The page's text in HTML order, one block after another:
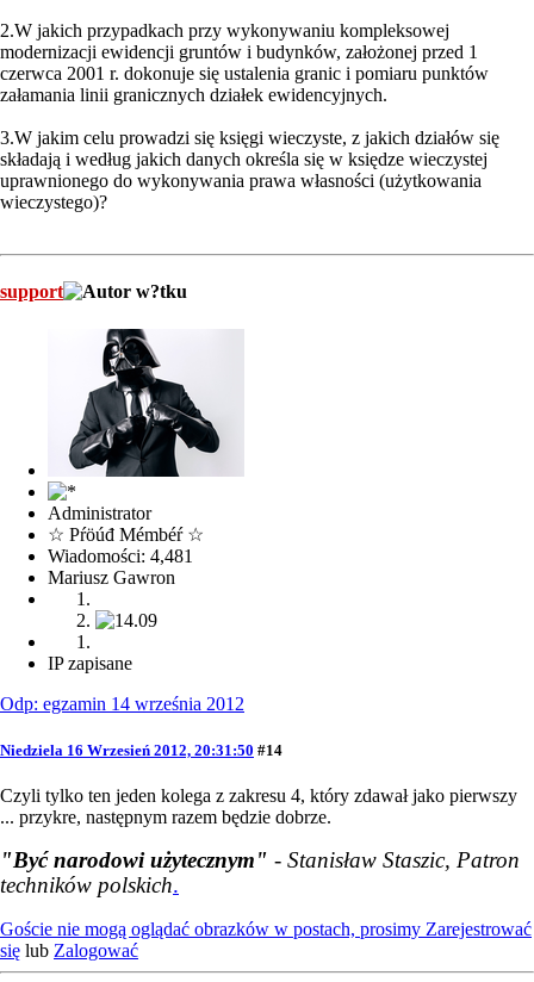
2.W jakich przypadkach przy wykonywaniu kompleksowej
modernizacji ewidencji gruntów i budynków, założonej przed 1
czerwca 2001 r. dokonuje się ustalenia granic i pomiaru punktów
załamania linii granicznych działek ewidencyjnych.
3.W jakim celu prowadzi się księgi wieczyste, z jakich działów się
składają i według jakich danych określa się w księdze wieczystej
uprawnionego do wykonywania prawa własności (użytkowania
wieczystego)?
support
Administrator
☆ Pŕöúđ Mémbéŕ ☆
Wiadomości: 4,481
Mariusz Gawron
IP zapisane
Odp: egzamin 14 września 2012
Niedziela 16 Wrzesień 2012, 20:31:50 #14
Czyli tylko ten jeden kolega z zakresu 4, który zdawał jako pierwszy
... przykre, następnym razem będzie dobrze.
"Być narodowi użytecznym" - Stanisław Staszic, Patron
techników polskich.
Goście nie mogą oglądać obrazków w postach, prosimy Zarejestrować
się lub Zalogować